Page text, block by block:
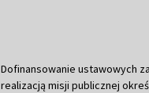
Dofinansowanie ustawowych
realizacją misji publicznej